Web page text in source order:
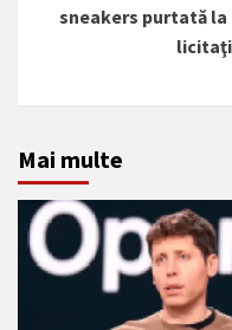
sneakers purtată la
Mai multe